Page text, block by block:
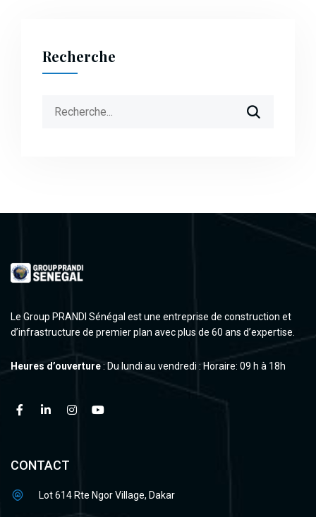
Recherche
Le Group PRANDI Sénégal est une entreprise de construction et
d’infrastructure de premier plan avec plus de 60 ans d’expertise.
Heures d’ouverture: Du lundi au vendredi : Horaire: 09 h à 18h
CONTACT
Lot 614 Rte Ngor Village, Dakar